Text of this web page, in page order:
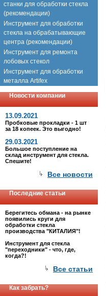
станки для обработки стекла
(рекомендации)
Инструмент для обработки
стекла на обрабатывающие
центра (рекомендации)
Инструмент для ремонта
лобовых стекол
Инструмент для обработки
металла Artifex
Новости компании
13.09.2021
Пробковые прокладки - 1 шт
за 18 копеек. Это выгодно!
29.03.2021
Большое поступление на
склад инструмент для стекла.
Спешите!
Все новости
Последние статьи
Берегитесь обмана - на рынке
появились круги для
обработки стекла
производства "КИТАЛИЯ"!
Инструмент для стекла
"переходники" - что, где,
когда?!
Все статьи
Как забрать?